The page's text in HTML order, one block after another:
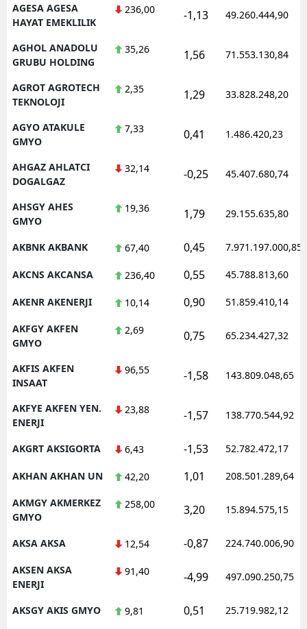
AGESA AGESA
HAYAT EMEKLILIK
236,00 -1,13 49.260.444,90
AGHOL ANADOLU
GRUBU HOLDING
35,26 1,56 71.553.130,84
AGROT AGROTECH
TEKNOLOJI
2,35 1,29 33.828.248,20
AGYO ATAKULE
GMYO
7,33 0,41 1.486.420,23
AHGAZ AHLATCI
DOGALGAZ
32,14 -0,25 45.407.680,74
AHSGY AHES
GMYO
19,36 1,79 29.155.635,80
AKBNK AKBANK 67,40 0,45 7.971.197.000,85
AKCNS AKCANSA 236,40 0,55 45.788.813,60
AKENR AKENERJI 10,14 0,90 51.859.410,14
AKFGY AKFEN
GMYO
2,69 0,75 65.234.427,32
AKFIS AKFEN
INSAAT
96,55 -1,58 143.809.048,65
AKFYE AKFEN YEN.
ENERJI
23,88 -1,57 138.770.544,92
AKGRT AKSIGORTA 6,43 -1,53 52.782.472,17
AKHAN AKHAN UN 42,20 1,01 208.501.289,64
AKMGY AKMERKEZ
GMYO
258,00 3,20 15.894.575,15
AKSA AKSA 12,54 -0,87 224.740.006,90
AKSEN AKSA
ENERJI
91,40 -4,99 497.090.250,75
AKSGY AKIS GMYO 9,81 0,51 25.719.982,12